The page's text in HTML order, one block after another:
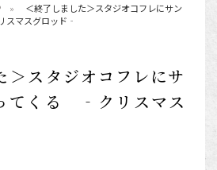
＜終了しました＞スタジオコフレにサン
スマスグロッド‐
＞スタジオコフレにサ
てくる ‐クリスマス